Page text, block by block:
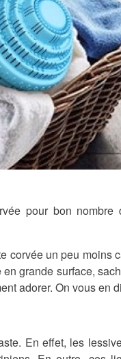
pour bon nombre
corvée un peu moins
grande surface,
adorer. On vous en
En effet, les